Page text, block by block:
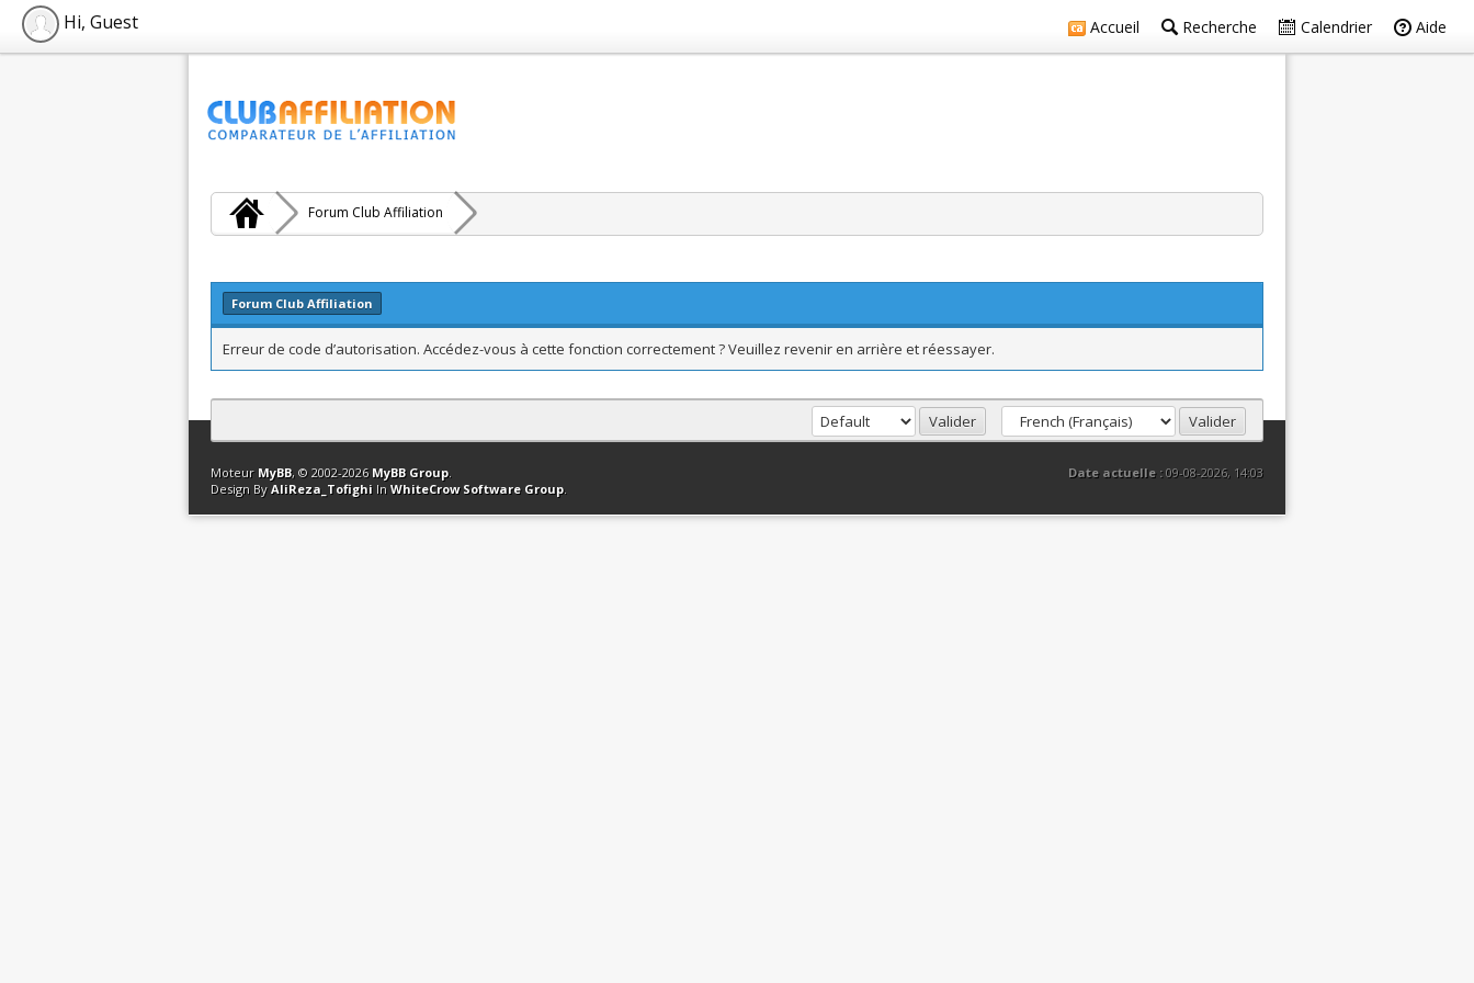
Accueil Recherche Calendrier Aide
Hi, Guest
Forum Club Affiliation
Forum Club Affiliation
Erreur de code d’autorisation. Accédez-vous à cette fonction correctement ? Veuillez revenir en arrière et réessayer.
Contact Club Affiliation Retourner en haut Version bas-débit (Archivé) Syndication RSS
Date actuelle :09-08-2026, 14:03
Moteur MyBB, © 2002-2026 MyBB Group.
Design By AliReza_Tofighi In WhiteCrow Software Group.